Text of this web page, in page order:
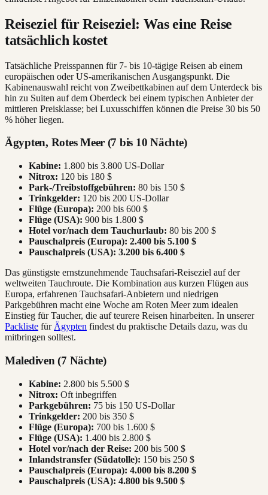
Reiseziel für Reiseziel: Was eine Reise
tatsächlich kostet
Tatsächliche Preisspannen für 7- bis 10-tägige Reisen ab einem
europäischen oder US-amerikanischen Ausgangspunkt. Die
Kabinenauswahl reicht von Zweibettkabinen auf dem Unterdeck bis
hin zu Suiten auf dem Oberdeck bei einem typischen Anbieter der
mittleren Preisklasse; bei Luxusschiffen können die Preise 30 bis 50
% höher liegen.
Ägypten, Rotes Meer (7 bis 10 Nächte)
Kabine: 1.800 bis 3.800 US-Dollar
Nitrox: 120 bis 180 $
Park-/Treibstoffgebühren: 80 bis 150 $
Trinkgelder: 120 bis 200 US-Dollar
Flüge (Europa): 200 bis 600 $
Flüge (USA): 900 bis 1.800 $
Hotel vor/nach dem Tauchurlaub: 80 bis 200 $
Pauschalpreis (Europa): 2.400 bis 5.100 $
Pauschalpreis (USA): 3.200 bis 6.400 $
Das günstigste ernstzunehmende Tauchsafari-Reiseziel auf der
weltweiten Tauchroute. Die Kombination aus kurzen Flügen aus
Europa, erfahrenen Tauchsafari-Anbietern und niedrigen
Parkgebühren macht eine Woche am Roten Meer zum idealen
Einstieg für Taucher, die auf teurere Reisen hinarbeiten. In unserer
Packliste für Ägypten findest du praktische Details dazu, was du
mitbringen solltest.
Malediven (7 Nächte)
Kabine: 2.800 bis 5.500 $
Nitrox: Oft inbegriffen
Parkgebühren: 75 bis 150 US-Dollar
Trinkgelder: 200 bis 350 $
Flüge (Europa): 700 bis 1.600 $
Flüge (USA): 1.400 bis 2.800 $
Hotel vor/nach der Reise: 200 bis 500 $
Inlandstransfer (Südatolle): 150 bis 250 $
Pauschalpreis (Europa): 4.000 bis 8.200 $
Pauschalpreis (USA): 4.800 bis 9.500 $